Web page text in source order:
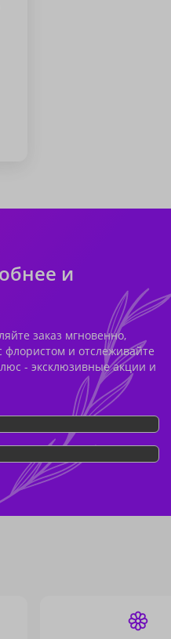
и
заказ мгновенно,
флористом и отслеживайте
- эксклюзивные акции и